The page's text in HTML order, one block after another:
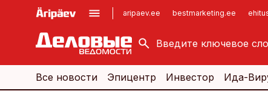
aripaev.ee bestmarketing.ee
kinnisvarauudised.ee
logistikauudised.ee
imelineajalugu.ee
Все новости Эпицентр Инвестор Ида-